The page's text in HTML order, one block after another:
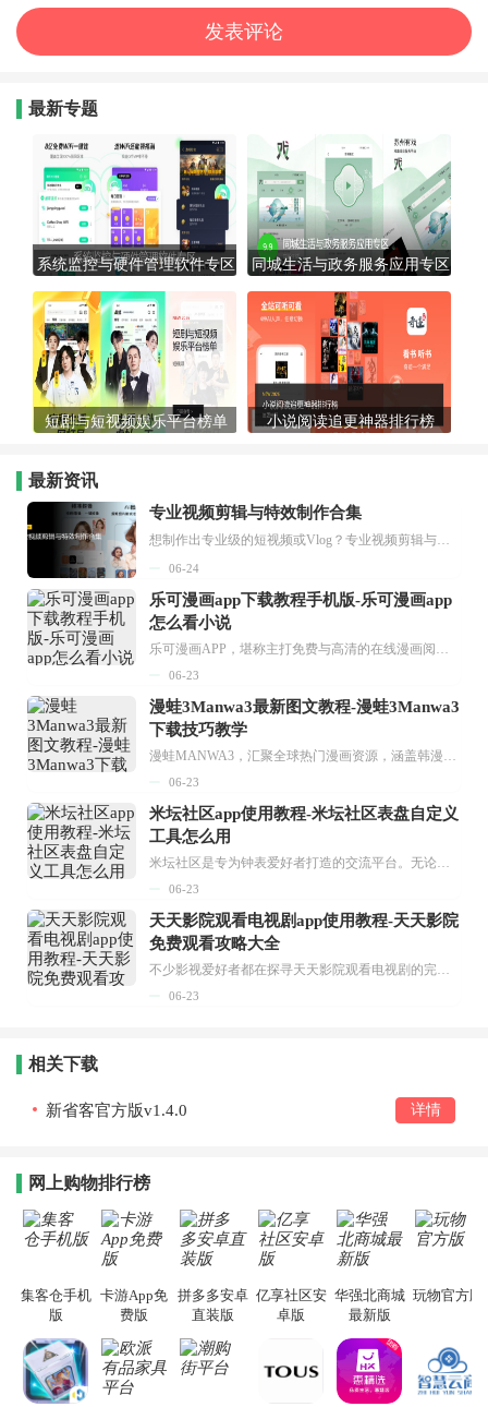
最新专题
系统监控与硬件管理软件专区 同城生活与政务服务应用专区
短剧与短视频娱乐平台榜单 小说阅读追更神器排行榜
最新资讯
专业视频剪辑与特效制作合集
想制作出专业级的短视频或Vlog？专业视频剪辑与特效制作大全专题为你提供了从剪辑、抠像到特效包装的全套解决方案。无论是添加炫酷的片头、进行精准的视频抠图，还是制...
06-24
乐可漫画app下载教程手机版-乐可漫画app
怎么看小说
乐可漫画APP，堪称主打免费与高清的在线漫画阅读神器。其官方版提供海量完整版漫画资源，无论是国内漫画，还是日漫、韩漫、台漫、美漫等国外漫画，应有尽有，随时供你阅读。只需轻点一下，便能直接进入阅读界面。不仅如此，乐可漫画最新版本更新速度极快，在这里，你总能抢先看到全网一手漫画章节内容！...
06-23
漫蛙3Manwa3最新图文教程-漫蛙3Manwa3
下载技巧教学
漫蛙MANWA3，汇聚全球热门漫画资源，涵盖韩漫、欧美漫画、国漫等多种类型，题材丰富多样，全方位满足用户阅读喜好。它不仅是阅读平台，更是创作平台，为广大用户打造零门槛创作环境。...
06-23
米坛社区app使用教程-米坛社区表盘自定义
工具怎么用
米坛社区是专为钟表爱好者打造的交流平台。无论你是初涉钟表领域的普通爱好者，还是拥有多年收藏经验的资深玩家，都能在此找到属于自己的天地。 无需注册，就能轻松参与其中。通过专业的讨论论坛与丰富的交互功能，你可与世界各地的钟表爱好者畅快交流。若你钟情于钟表，米坛社区无疑是值得一试的理想之选。在这里，你能获取最新的手表资讯，交流见解，提升鉴赏品味，让每一块手表都成为收藏故事中重要的一部分。感兴趣的朋友，不要错过下载机会。...
06-23
天天影院观看电视剧app使用教程-天天影院
免费观看攻略大全
不少影视爱好者都在探寻天天影院观看电视剧的完整方法，结合最新平台使用规则，本篇新手入门攻略全面讲解观看渠道、检索流程、播放设置以及画面模式调整等实用内容。全文适配手机、电脑等主流设备，步骤简洁易懂，无论是初次使用的新手，还是想要优化观影体验的用户，都能参照内容快速上手，熟练掌握平台各项操作技巧，轻松畅享影视内容。...
06-23
相关下载
新省客官方版v1.4.0 详情
网上购物排行榜
集客仓手机
版
卡游App免
费版
拼多多安卓
直装版
亿享社区安
卓版
华强北商城
最新版
玩物官方版